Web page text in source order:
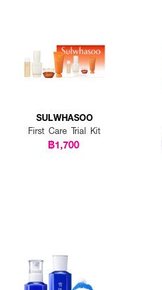
SULWHASOO
First Care Trial Kit
฿1,700